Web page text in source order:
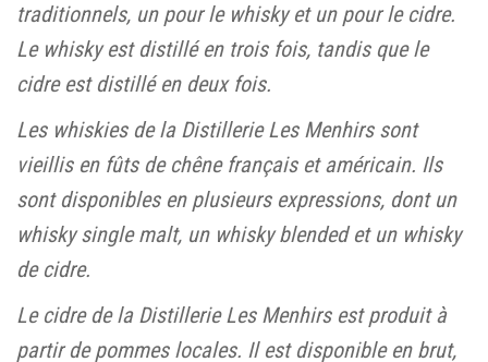
traditionnels, un pour le whisky et un pour le cidre.
Le whisky est distillé en trois fois, tandis que le
cidre est distillé en deux fois.
Les whiskies de la Distillerie Les Menhirs sont
vieillis en fûts de chêne français et américain. Ils
sont disponibles en plusieurs expressions, dont un
whisky single malt, un whisky blended et un whisky
de cidre.
Le cidre de la Distillerie Les Menhirs est produit à
partir de pommes locales. Il est disponible en brut,